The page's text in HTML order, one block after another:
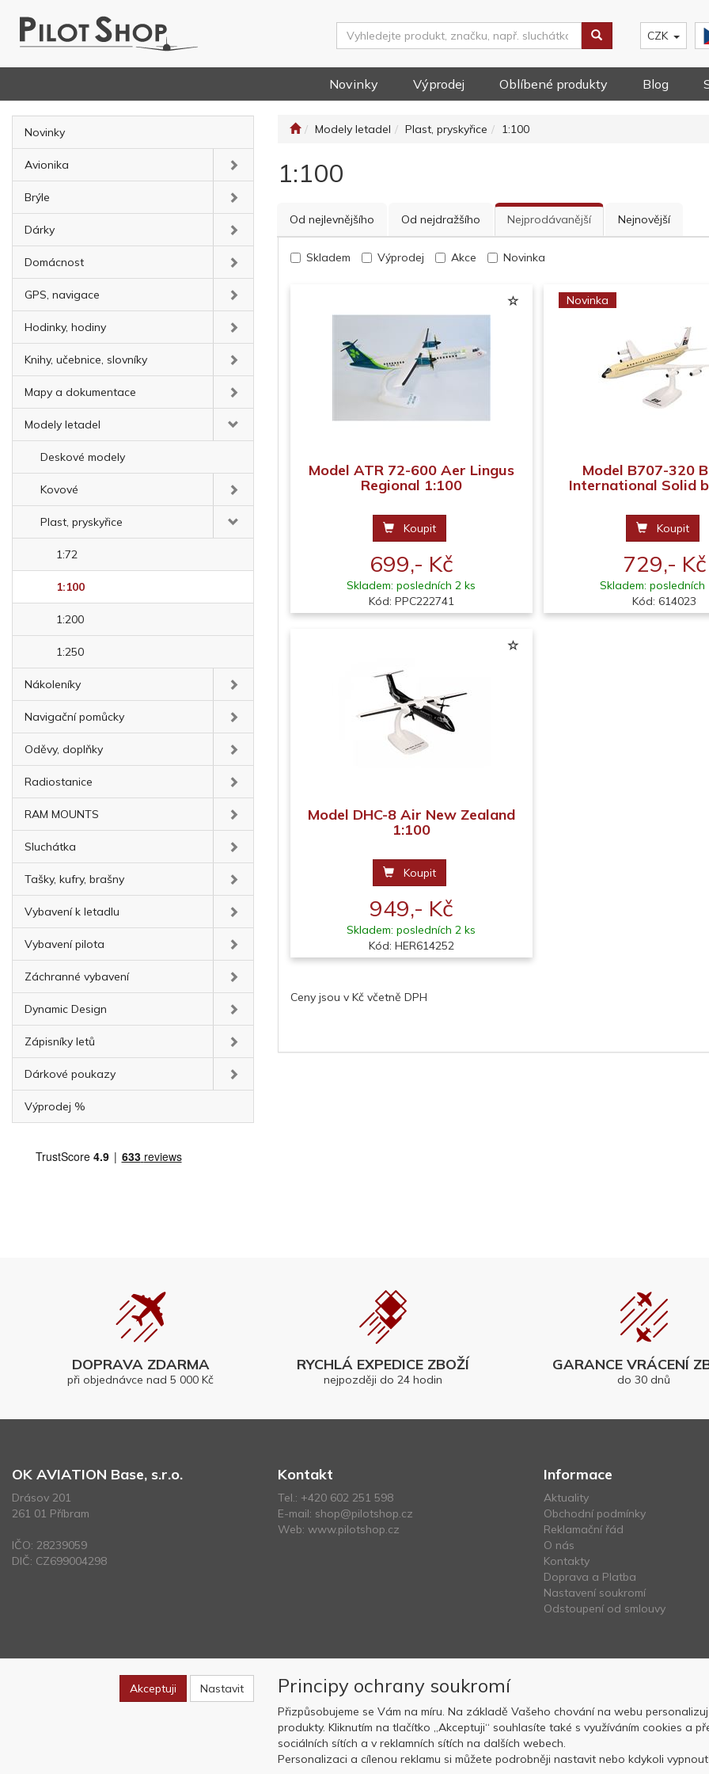
CZK
Novinky Výprodej Oblíbené produkty Blog
Novinky
Avionika
Brýle
Dárky
Domácnost
GPS, navigace
Hodinky, hodiny
Knihy, učebnice, slovníky
Mapy a dokumentace
Modely letadel
Deskové modely
Kovové
Plast, pryskyřice
1:72
1:100
1:200
1:250
Nákoleníky
Navigační pomůcky
Oděvy, doplňky
Radiostanice
RAM MOUNTS
Sluchátka
Tašky, kufry, brašny
Vybavení k letadlu
Vybavení pilota
Záchranné vybavení
Dynamic Design
Zápisníky letů
Dárkové poukazy
Výprodej %
Modely letadel Plast, pryskyřice 1:100
1:100
Od nejlevnějšího Od nejdražšího Nejprodávanější Nejnovější
Skladem Výprodej Akce Novinka
Model ATR 72-600 Aer Lingus
Regional 1:100
Koupit
699,- Kč
Skladem: posledních 2 ks
Kód: PPC222741
Novinka
Model B707-320
International Solid
Koupit
729,- Kč
Skladem: posledních
Kód: 614023
Model DHC-8 Air New Zealand
1:100
Koupit
949,- Kč
Skladem: posledních 2 ks
Kód: HER614252
Ceny jsou v Kč včetně DPH
DOPRAVA ZDARMA
při objednávce nad 5 000 Kč
RYCHLÁ EXPEDICE ZBOŽÍ
nejpozději do 24 hodin
GARANCE VRÁCENÍ
do 30 dnů
OK AVIATION Base, s.r.o.
Drásov 201
261 01 Příbram
IČO: 28239059
DIČ: CZ699004298
Kontakt
Tel.: +420 602 251 598
E-mail: shop@pilotshop.cz
Web: www.pilotshop.cz
Informace
Aktuality
Obchodní podmínky
Reklamační řád
O nás
Kontakty
Doprava a Platba
Nastavení soukromí
Odstoupení od smlouvy
Copyright © OK AVIATION Base, s.r.o. 2022, powered by ABRA E-
Akceptuji Nastavit Principy ochrany soukromí
Přizpůsobujeme se Vám na míru. Na základě Vašeho chování na webu
produkty. Kliknutím na tlačítko „Akceptuji“ souhlasíte také s využíváním cookies a
sociálních sítích a v reklamních sítích na dalších webech.
Personalizaci a cílenou reklamu si můžete podrobněji nastavit nebo kdykoli